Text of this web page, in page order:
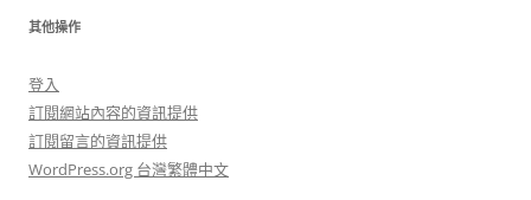
其他操作
登入
訂閱網站內容的資訊提供
訂閱留言的資訊提供
WordPress.org 台灣繁體中文